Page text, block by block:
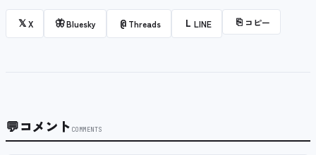
𝕏X 🦋Bluesky @ Threads L LINE ⎘ コピー
💬コメント COMMENTS